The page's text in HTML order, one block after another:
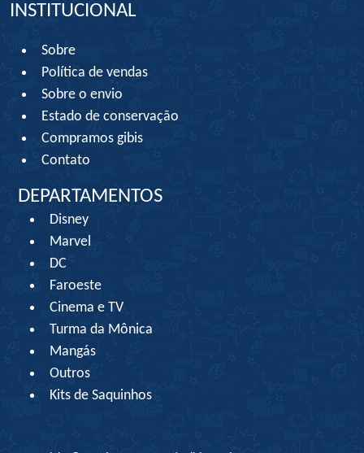
INSTITUCIONAL
Sobre
Política de vendas
Sobre o envio
Estado de conservação
Compramos gibis
Contato
DEPARTAMENTOS
Disney
Marvel
DC
Faroeste
Cinema e TV
Turma da Mônica
Mangás
Outros
Kits de Saquinhos